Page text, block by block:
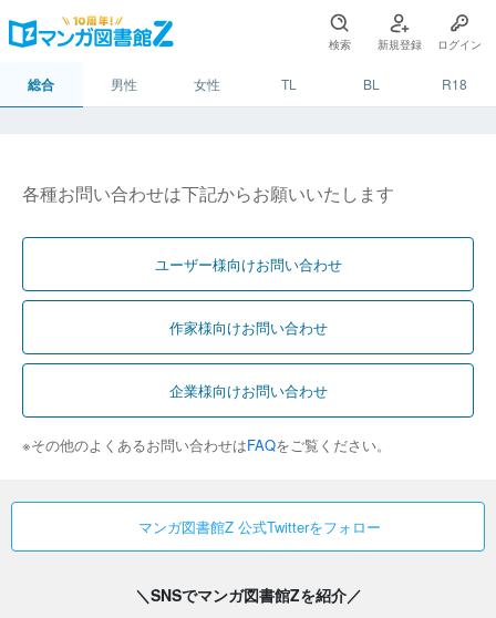
検索 新規登録 ログイン
総合 男性 女性 TL BL R18
各種お問い合わせは下記からお願いいたします
ユーザー様向けお問い合わせ
作家様向けお問い合わせ
企業様向けお問い合わせ
※その他のよくあるお問い合わせはFAQをご覧ください。
マンガ図書館Z 公式Twitterをフォロー
＼SNSでマンガ図書館Zを紹介／